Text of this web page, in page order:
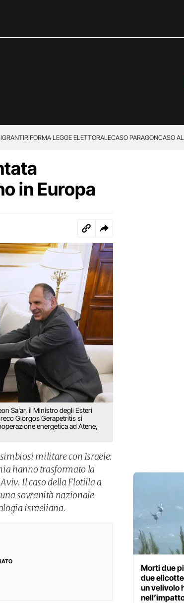
RIFORMA LEGGE ELETTORALECASO PARAGONCASO
in Europa
Sa'ar, il Ministro degli Esteri
Giorgos Gerapetritis si
energetica ad Atene,
militare con Israele:
hanno trasformato la
Il caso della Flotilla a
sovranità nazionale
israeliana.
Morti due
due
un velivolo